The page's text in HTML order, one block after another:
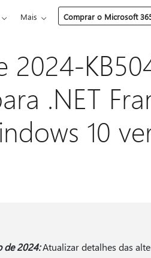
Mais Comprar o Microsoft
.NET
10
de 2024:Atualizar detalhes das